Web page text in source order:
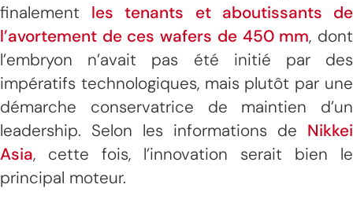
finalement les tenants et aboutissants de
l’avortement de ces wafers de 450 mm, dont
l’embryon n’avait pas été initié par des
impératifs technologiques, mais plutôt par une
démarche conservatrice de maintien d’un
leadership. Selon les informations de Nikkei
Asia, cette fois, l’innovation serait bien le
principal moteur.